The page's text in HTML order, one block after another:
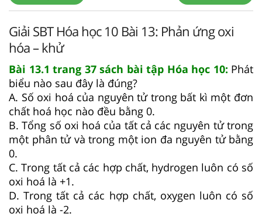
Giải SBT Hóa học 10 Bài 13: Phản ứng oxi
hóa – khử
Bài 13.1 trang 37 sách bài tập Hóa học 10: Phát
biểu nào sau đây là đúng?
A. Số oxi hoá của nguyên tử trong bất kì một đơn
chất hoá học nào đều bằng 0.
B. Tổng số oxi hoá của tất cả các nguyên tử trong
một phân tử và trong một ion đa nguyên tử bằng
0.
C. Trong tất cả các hợp chất, hydrogen luôn có số
oxi hoá là +1.
D. Trong tất cả các hợp chất, oxygen luôn có số
oxi hoá là -2.